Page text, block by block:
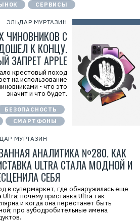
СЕРВИСЫ
ЭЛЬДАР МУРТАЗИН
ЧИНОВНИКОВ С
К КОНЦУ.
ЗАПРЕТ APPLE
крестовый поход
на использование
- что это
значит и что будет.
БЕЗОПАСНОСТЬ
СМАРТФОНЫ
МУРТАЗИН
АНАЛИТИКА №280. КАК
ULTRA СТАЛА МОДНОЙ И
СЕБЯ
в супермаркет, где обнаружилась еще
Ultra; почему приставка Ultra так
и когда она перестанет быть
про зубодробительные имена